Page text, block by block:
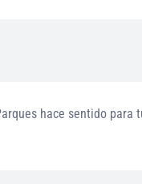
hace sentido para